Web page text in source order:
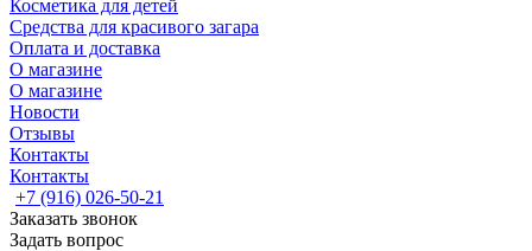
Косметика для детей
Средства для красивого загара
Оплата и доставка
О магазине
О магазине
Новости
Отзывы
Контакты
Контакты
+7 (916) 026-50-21
Заказать звонок
Задать вопрос